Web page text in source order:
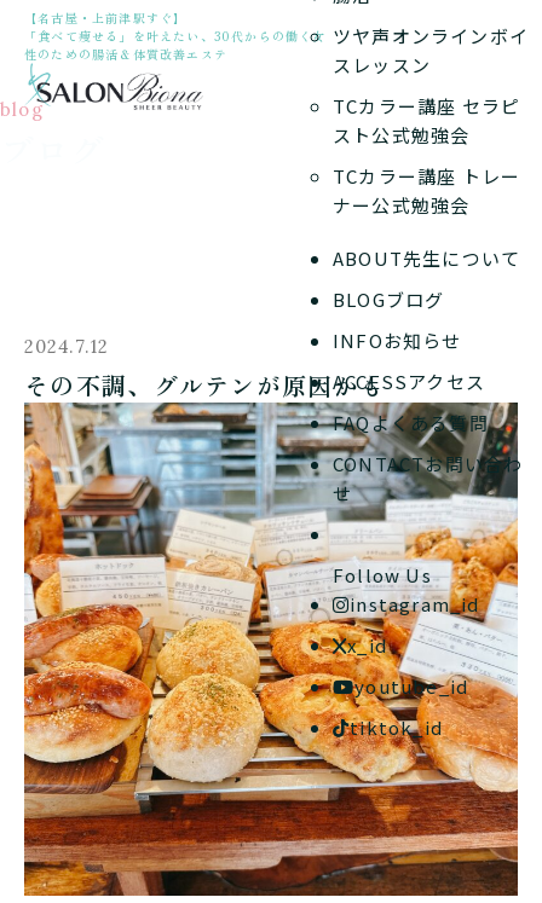
【名古屋・上前津駅すぐ】
「食べて痩せる」を叶えたい、30代からの働く女
性のための腸活＆体質改善エステ
ツヤ声オンラインボイ
スレッスン
TCカラー講座 セラピ
スト公式勉強会
TCカラー講座 トレー
ナー公式勉強会
ABOUT先生について
BLOGブログ
INFOお知らせ
ACCESSアクセス
FAQよくある質問
CONTACTお問い合わ
せ
Follow Us
instagram_id
x_id
youtube_id
tiktok_id
blog
2024.7.12
その不調、グルテンが原因かも